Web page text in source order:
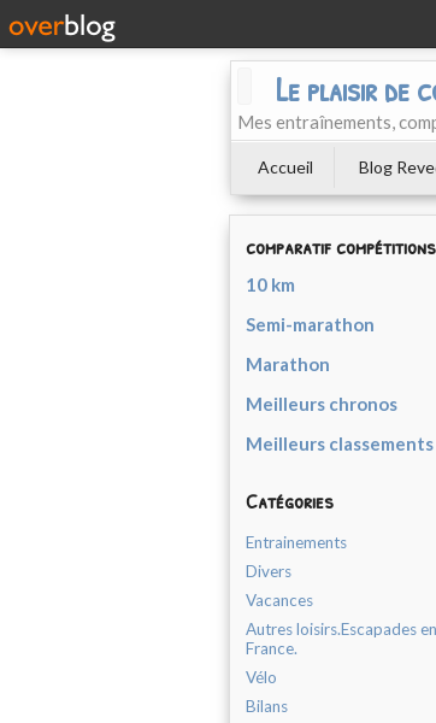
Le plaisir de
Mes entraînements,
Accueil Blog
comparatif compétitions
10 km
Semi-marathon
Marathon
Meilleurs chronos
Meilleurs classements
Catégories
Entrainements
Divers
Vacances
Autres loisirs.Escapades en
France.
Vélo
Bilans